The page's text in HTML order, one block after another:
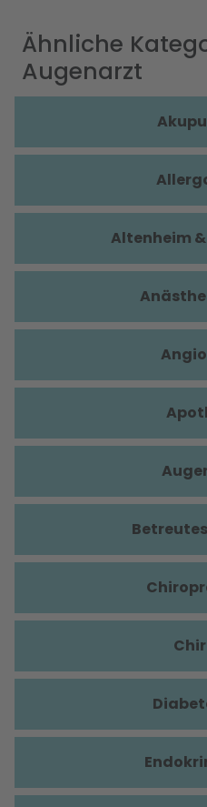
Ähnliche
Augenarzt
Altenheim